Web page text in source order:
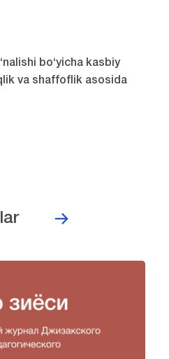
bo‘yicha kasbiy
va shaffoflik asosida